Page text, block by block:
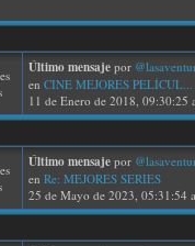
Último mensaje por
enCINE MEJORES PELÍCUL...
11 de Enero de 2018, 09:30:25
Último mensaje por
enRe: MEJORES SERIES
25 de Mayo de 2023, 05:31:54